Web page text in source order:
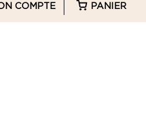
COMPTE PANIER